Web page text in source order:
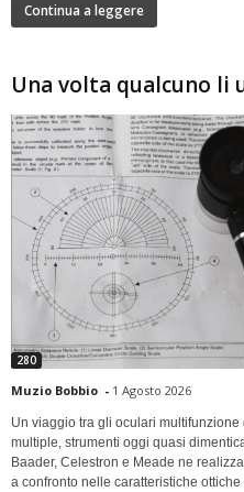
Continua a leggere
Una volta qualcuno li
280
Muzio Bobbio - 1 Agosto 2026
Un viaggio tra gli oculari
multiple, strumenti oggi quasi
Baader, Celestron e Meade ne
a confronto nelle caratteristiche